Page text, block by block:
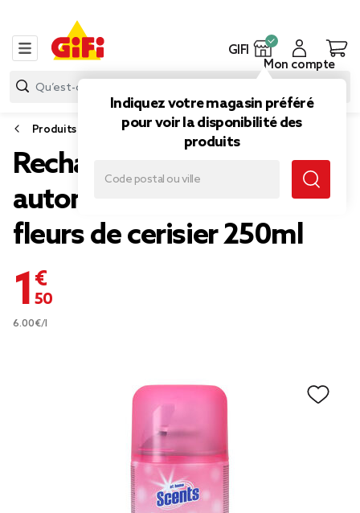
GIFI
Indiquez votre magasin préféré
pour voir la disponibilité des
produits
Mon compte
Produits d’entretien
Recharge désodorisant
automatique senteur
fleurs de cerisier 250ml
1,50 €
6.00€/l